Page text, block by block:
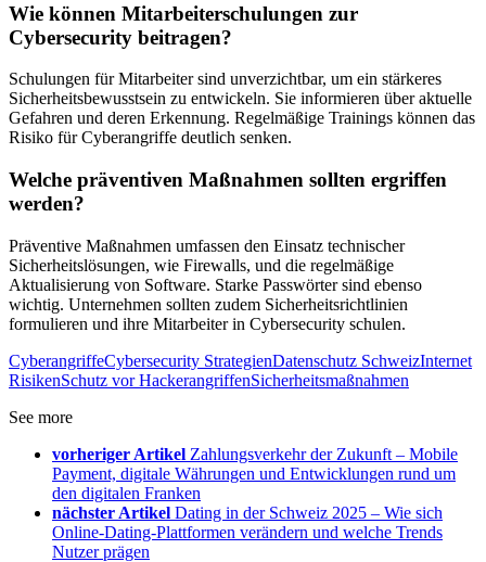
Wie können Mitarbeiterschulungen zur
Cybersecurity beitragen?
Schulungen für Mitarbeiter sind unverzichtbar, um ein stärkeres
Sicherheitsbewusstsein zu entwickeln. Sie informieren über aktuelle
Gefahren und deren Erkennung. Regelmäßige Trainings können das
Risiko für Cyberangriffe deutlich senken.
Welche präventiven Maßnahmen sollten ergriffen
werden?
Präventive Maßnahmen umfassen den Einsatz technischer
Sicherheitslösungen, wie Firewalls, und die regelmäßige
Aktualisierung von Software. Starke Passwörter sind ebenso
wichtig. Unternehmen sollten zudem Sicherheitsrichtlinien
formulieren und ihre Mitarbeiter in Cybersecurity schulen.
CyberangriffeCybersecurity StrategienDatenschutz SchweizInternet
RisikenSchutz vor HackerangriffenSicherheitsmaßnahmen
See more
vorheriger Artikel Zahlungsverkehr der Zukunft – Mobile
Payment, digitale Währungen und Entwicklungen rund um
den digitalen Franken
nächster Artikel Dating in der Schweiz 2025 – Wie sich
Online-Dating-Plattformen verändern und welche Trends
Nutzer prägen